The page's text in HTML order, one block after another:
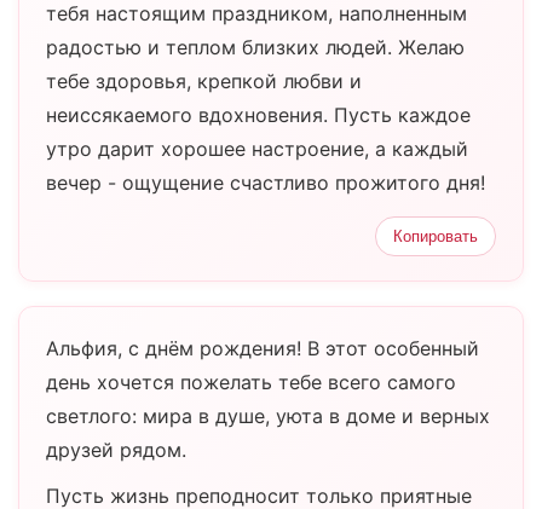
тебя настоящим праздником, наполненным
радостью и теплом близких людей. Желаю
тебе здоровья, крепкой любви и
неиссякаемого вдохновения. Пусть каждое
утро дарит хорошее настроение, а каждый
вечер - ощущение счастливо прожитого дня!
Копировать
Альфия, с днём рождения! В этот особенный
день хочется пожелать тебе всего самого
светлого: мира в душе, уюта в доме и верных
друзей рядом.
Пусть жизнь преподносит только приятные